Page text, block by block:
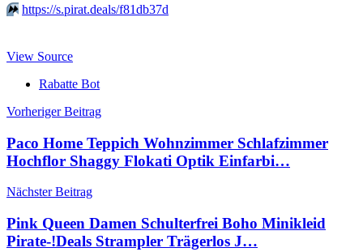
⏩️ https://s.pirat.deals/f81db37d
View Source
Rabatte Bot
Beitragsnavigation
Vorheriger Beitrag
Paco Home Teppich Wohnzimmer Schlafzimmer
Hochflor Shaggy Flokati Optik Einfarbi…
Nächster Beitrag
Pink Queen Damen Schulterfrei Boho Minikleid
Pirate-!Deals Strampler Trägerlos J…